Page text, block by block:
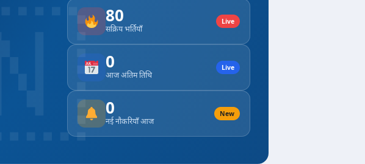
80
सक्रिय भर्तियाँ
Live
0
आज अंतिम तिथि
Live
0
नई नौकरियाँ आज
New